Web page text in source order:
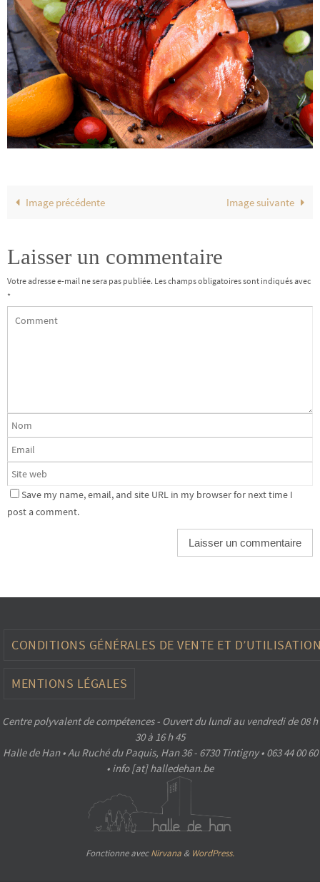
Image précédente Image suivante
Laisser un commentaire
Votre adresse e-mail ne sera pas publiée. Les champs obligatoires sont indiqués avec
*
Save my name, email, and site URL in my browser for next time I
post a comment.
CONDITIONS GÉNÉRALES DE VENTE ET
MENTIONS LÉGALES
Centre polyvalent de compétences - Ouvert du lundi au vendredi de 08 h
30 à 16 h 45
Halle de Han • Au Ruché du Paquis, Han 36 - 6730 Tintigny • 063 44 00 60
• info [at] halledehan.be
Fonctionne avecNirvana & WordPress.